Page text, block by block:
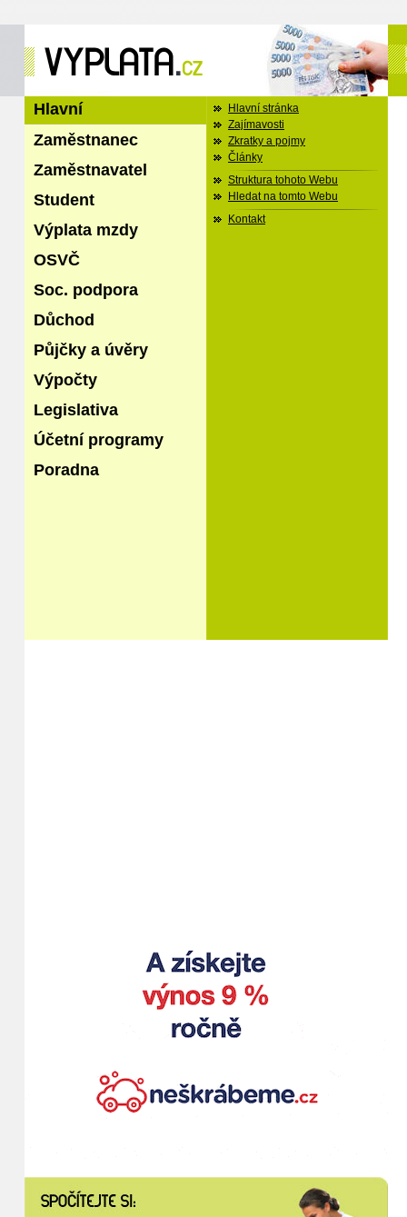
Hlavní
Zaměstnanec
Zaměstnavatel
Student
Výplata mzdy
OSVČ
Soc. podpora
Důchod
Půjčky a úvěry
Výpočty
Legislativa
Účetní programy
Poradna
Hlavní stránka
Zajímavosti
Zkratky a pojmy
Články
Struktura tohoto Webu
Hledat na tomto Webu
Kontakt